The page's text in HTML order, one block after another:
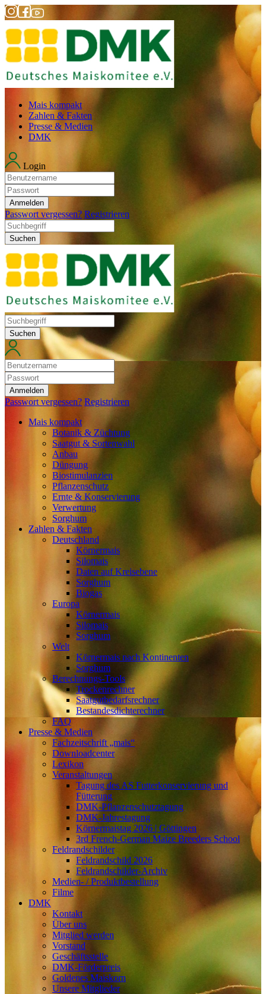
Mais kompakt
Zahlen & Fakten
Presse & Medien
DMK
Login
Anmelden
Passwort vergessen? Registrieren
Suchen
Suchen
Anmelden
Passwort vergessen? Registrieren
Mais kompakt
Botanik & Züchtung
Saatgut & Sortenwahl
Anbau
Düngung
Biostimulanzien
Pflanzenschutz
Ernte & Konservierung
Verwertung
Sorghum
Zahlen & Fakten
Deutschland
Körnermais
Silomais
Daten auf Kreisebene
Sorghum
Biogas
Europa
Körnermais
Silomais
Sorghum
Welt
Körnermais nach Kontinenten
Sorghum
Berechnungs-Tools
Trockenrechner
Saatgutbedarfsrechner
Bestandesdichterechner
FAQ
Presse & Medien
Fachzeitschrift „mais“
Downloadcenter
Lexikon
Veranstaltungen
Tagung des AS Futterkonservierung und
Fütterung
DMK-Pflanzenschutztagung
DMK-Jahrestagung
Körnermaistag 2026 | Göttingen
3rd French-German Maize Breeders School
Feldrandschilder
Feldrandschild 2026
Feldrandschilder-Archiv
Medien- / Produktbestellung
Filme
DMK
Kontakt
Über uns
Mitglied werden
Vorstand
Geschäftsstelle
DMK-Förderpreis
Goldenes Maiskorn
Unsere Mitglieder